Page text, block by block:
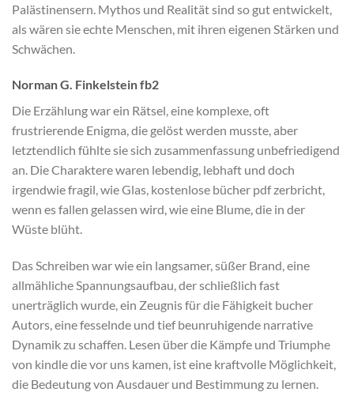
Palästinensern. Mythos und Realität sind so gut entwickelt,
als wären sie echte Menschen, mit ihren eigenen Stärken und
Schwächen.
Norman G. Finkelstein fb2
Die Erzählung war ein Rätsel, eine komplexe, oft
frustrierende Enigma, die gelöst werden musste, aber
letztendlich fühlte sie sich zusammenfassung unbefriedigend
an. Die Charaktere waren lebendig, lebhaft und doch
irgendwie fragil, wie Glas, kostenlose bücher pdf zerbricht,
wenn es fallen gelassen wird, wie eine Blume, die in der
Wüste blüht.
Das Schreiben war wie ein langsamer, süßer Brand, eine
allmähliche Spannungsaufbau, der schließlich fast
unerträglich wurde, ein Zeugnis für die Fähigkeit bucher
Autors, eine fesselnde und tief beunruhigende narrative
Dynamik zu schaffen. Lesen über die Kämpfe und Triumphe
von kindle die vor uns kamen, ist eine kraftvolle Möglichkeit,
die Bedeutung von Ausdauer und Bestimmung zu lernen.